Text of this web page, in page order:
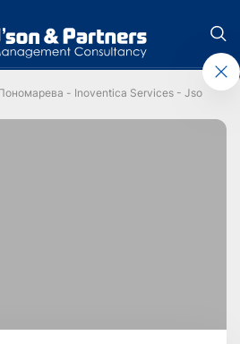
- Inoventica Services - Json News